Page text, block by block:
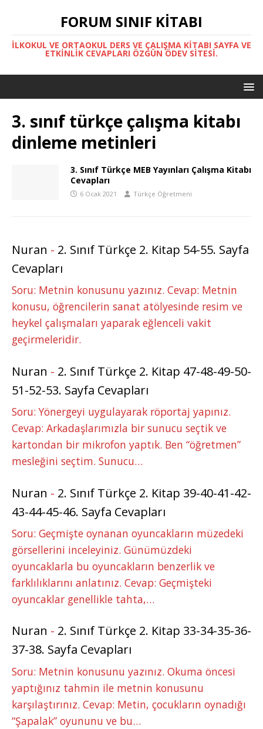
FORUM SINIF KITABI
İLKOKUL VE ORTAOKUL DERS VE ÇALIŞMA KITABI SAYFA VE
ETKINLIK CEVAPLARI ÖZGÜN ÖDEV SITESI.
3. sınıf türkçe çalışma kitabı
dinleme metinleri
3. Sınıf Türkçe MEB Yayınları Çalışma Kitabı
Cevapları
6 Ocak 2021 Türkçe Öğretmeni
Nuran - 2. Sınıf Türkçe 2. Kitap 54-55. Sayfa
Cevapları
Soru: Metnin konusunu yazınız. Cevap: Metnin
konusu, öğrencilerin sanat atölyesinde resim ve
heykel çalışmaları yaparak eğlenceli vakit
geçirmeleridir.
Nuran - 2. Sınıf Türkçe 2. Kitap 47-48-49-50-
51-52-53. Sayfa Cevapları
Soru: Yönergeyi uygulayarak röportaj yapınız.
Cevap: Arkadaşlarımızla bir sunucu seçtik ve
kartondan bir mikrofon yaptık. Ben “öğretmen”
mesleğini seçtim. Sunucu…
Nuran - 2. Sınıf Türkçe 2. Kitap 39-40-41-42-
43-44-45-46. Sayfa Cevapları
Soru: Geçmişte oynanan oyuncakların müzedeki
görsellerini inceleyiniz. Günümüzdeki
oyuncaklarla bu oyuncakların benzerlik ve
farklılıklarını anlatınız. Cevap: Geçmişteki
oyuncaklar genellikle tahta,…
Nuran - 2. Sınıf Türkçe 2. Kitap 33-34-35-36-
37-38. Sayfa Cevapları
Soru: Metnin konusunu yazınız. Okuma öncesi
yaptığınız tahmin ile metnin konusunu
karşılaştırınız. Cevap: Metin, çocukların oynadığı
“Şapalak” oyununu ve bu…